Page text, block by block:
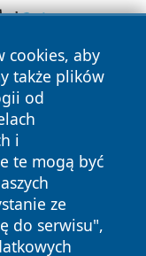
cookies, aby
także plików
od
i
te mogą być
ze
do serwisu",
prawa